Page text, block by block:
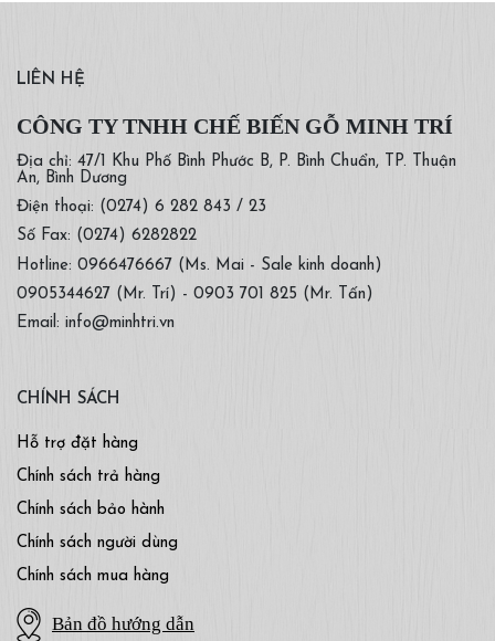
LIÊN HỆ
CÔNG TY TNHH CHẾ BIẾN GỖ MINH TRÍ
Địa chỉ: 47/1 Khu Phố Bình Phước B, P. Bình Chuẩn, TP. Thuận
An, Bình Dương
Điện thoại: (0274) 6 282 843 / 23
Số Fax: (0274) 6282822
Hotline: 0966476667 (Ms. Mai - Sale kinh doanh)
0905344627 (Mr. Trí) - 0903 701 825 (Mr. Tấn)
Email: info@minhtri.vn
CHÍNH SÁCH
Hỗ trợ đặt hàng
Chính sách trả hàng
Chính sách bảo hành
Chính sách người dùng
Chính sách mua hàng
Bản đồ hướng dẫn